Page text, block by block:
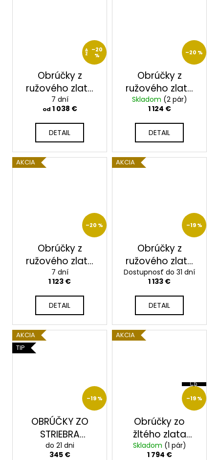
A
Ž
–20
%
Obrúčky z
ružového zlata
2014002/R
7 dní
od 1 038 €
DETAIL
–20 %
Obrúčky z
ružového zlata
2014041/R
Skladom (2 pár)
1 124 €
DETAIL
AKCIA
–20 %
Obrúčky z
ružového zlata
2014112/RX
7 dní
1 123 €
DETAIL
AKCIA
–19 %
Obrúčky z
ružového zlata
2014114/RX
Dostupnosť do 31 dní
1 133 €
DETAIL
AKCIA
TIP
–19 %
OBRÚČKY ZO
STRIEBRA
2014051/S
do 21 dni
345 €
AKCIA
Z
A
D
R
–19 %
Obrúčky zo
žltého zlata
2014064/Z
Skladom (1 pár)
1 794 €